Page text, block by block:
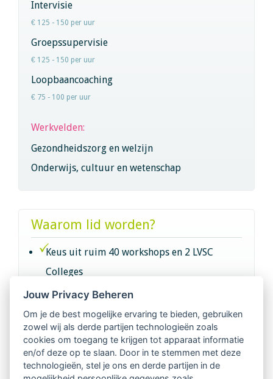
Intervisie
€ 125 - 150 per uur
Groepssupervisie
€ 125 - 150 per uur
Loopbaancoaching
€ 75 - 100 per uur
Werkvelden:
Gezondheidszorg en welzijn
Onderwijs, cultuur en wetenschap
Waarom lid worden?
Keus uit ruim 40 workshops en 2 LVSC
Colleges
Intervisie met geregistreerde vakgenoten
Netwerk van 2100 professionals in 14
regio's
Jouw Privacy Beheren
Om je de best mogelijke ervaring te bieden, gebruiken
zowel wij als derde partijen technologieën zoals
cookies om toegang te krijgen tot apparaat informatie
en/of deze op te slaan. Door in te stemmen met deze
technologieën, stel je ons en derde partijen in de